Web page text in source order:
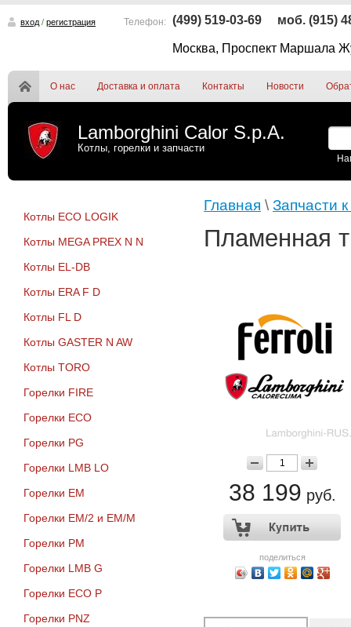
вход / регистрация Телефон: (499) 519-03-69 моб. (915)
Москва, Проспект Маршала
О нас Доставка и оплата Контакты Новости
Lamborghini Calor S.p.A.
Котлы, горелки и запчасти
Котлы ECO LOGIK
Котлы MEGA PREX N N
Котлы EL-DB
Котлы ERA F D
Котлы FL D
Котлы GASTER N AW
Котлы TORO
Горелки FIRE
Горелки ECO
Горелки PG
Горелки LMB LO
Горелки EM
Горелки EM/2 и EM/M
Горелки PM
Горелки LMB G
Горелки ECO P
Горелки PNZ
Главная \ Запчасти
Пламенная
38 199 руб.
поделиться